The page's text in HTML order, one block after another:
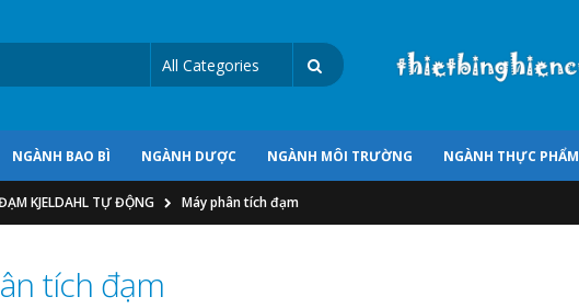
NGÀNH BAO BÌ NGÀNH DƯỢC NGÀNH MÔI TRƯỜNG NGÀNH THỰC PHẨM
KJELDAHL TỰ ĐỘNG Máy phân tích đạm
tích đạm